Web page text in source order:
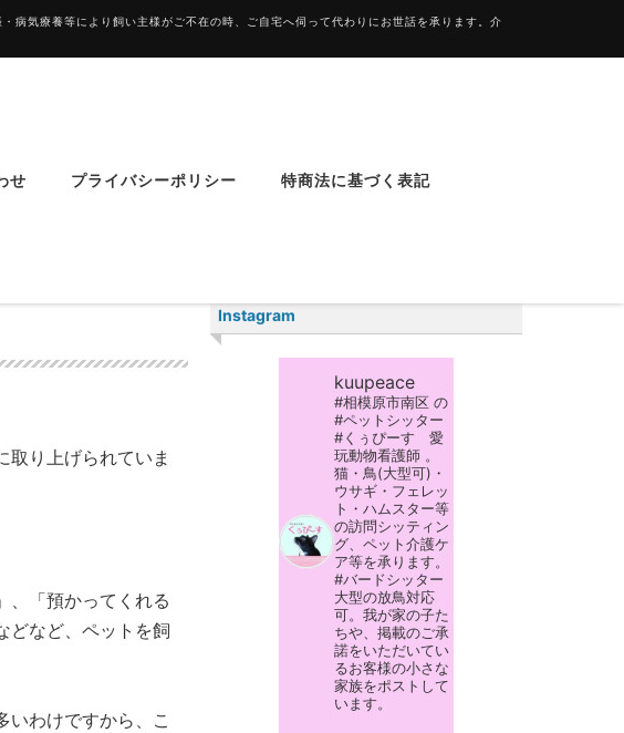
気療養等により飼い主様がご不在の時、ご自宅へ伺って代わりにお世話を承ります。介
せ プライバシーポリシー 特商法に基づく表記
取り上げられていま
、「預かってくれる
どなど、ペットを飼
いわけですから、こ
Instagram
kuupeace
#相模原市南区 の
#ペットシッター
#くぅぴーす 愛
玩動物看護師 。
猫・鳥(大型可)・
ウサギ・フェレッ
ト・ハムスター等
の訪問シッティン
グ、ペット介護ケ
ア等を承ります。
#バードシッター
大型の放鳥対応
可。我が家の子た
ちや、掲載のご承
諾をいただいてい
るお客様の小さな
家族をポストして
います。